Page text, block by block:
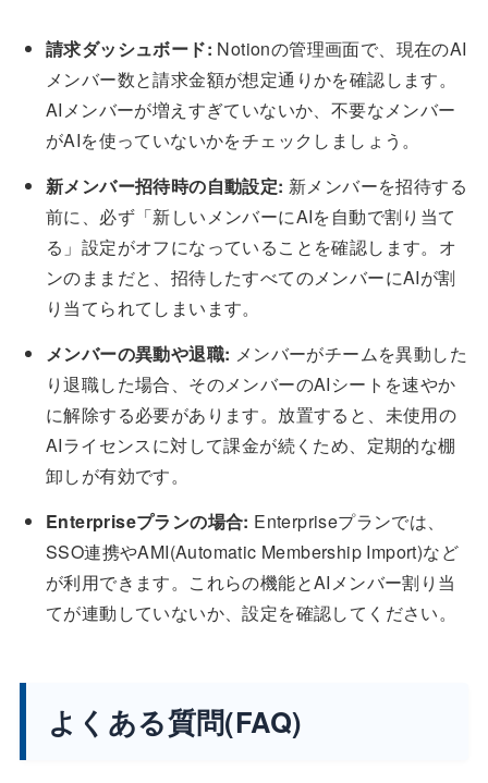
請求ダッシュボード: Notionの管理画面で、現在のAI
メンバー数と請求金額が想定通りかを確認します。
AIメンバーが増えすぎていないか、不要なメンバー
がAIを使っていないかをチェックしましょう。
新メンバー招待時の自動設定: 新メンバーを招待する
前に、必ず「新しいメンバーにAIを自動で割り当て
る」設定がオフになっていることを確認します。オ
ンのままだと、招待したすべてのメンバーにAIが割
り当てられてしまいます。
メンバーの異動や退職: メンバーがチームを異動した
り退職した場合、そのメンバーのAIシートを速やか
に解除する必要があります。放置すると、未使用の
AIライセンスに対して課金が続くため、定期的な棚
卸しが有効です。
Enterpriseプランの場合: Enterpriseプランでは、
SSO連携やAMI(Automatic Membership Import)など
が利用できます。これらの機能とAIメンバー割り当
てが連動していないか、設定を確認してください。
よくある質問(FAQ)